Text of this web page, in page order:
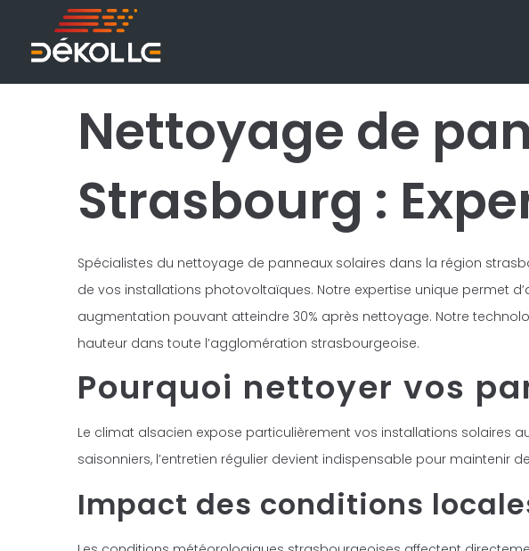
Nettoyage de
Strasbourg :
Spécialistes du nettoyage de panneaux solaires dans la région
de vos installations photovoltaïques. Notre expertise unique permet
augmentation pouvant atteindre 30% après nettoyage. Notre
hauteur dans toute l’agglomération strasbourgeoise.
Pourquoi nettoyer vos
Le climat alsacien expose particulièrement vos installations solaires
saisonniers, l’entretien régulier devient indispensable pour maintenir
Impact des conditions